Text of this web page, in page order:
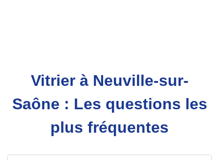
Vitrier à Neuville-sur-
Saône : Les questions les
plus fréquentes